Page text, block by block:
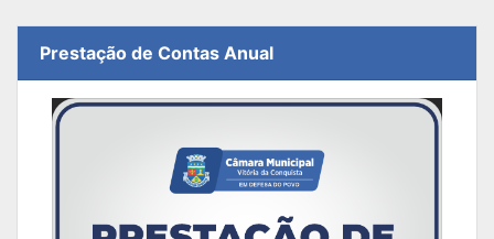
Prestação de Contas Anual